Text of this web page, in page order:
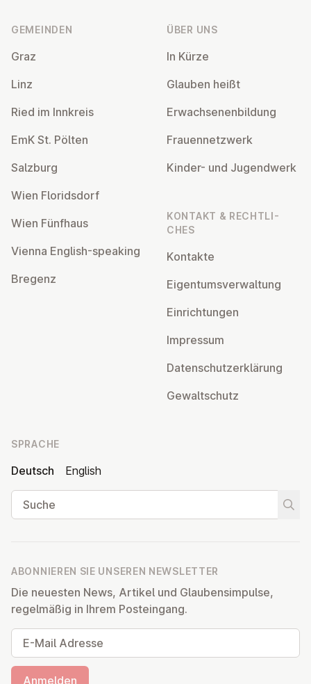
GEMEINDEN
Graz
Linz
Ried im Innkreis
EmK St. Pölten
Salzburg
Wien Flo­rids­dorf
Wien Fünfhaus
Vienna English-speaking
Bregenz
ÜBER UNS
In Kürze
Glauben heißt
Er­wach­se­nen­bil­dung
Frau­en­netz­werk
Kinder- und Ju­gend­werk
KONTAKT & RECHT­LI­
CHES
Kontakte
Ei­gen­tums­ver­wal­tung
Ein­rich­tun­gen
Impressum
Da­ten­schutz­er­klä­rung
Ge­walt­schutz
SPRACHE
Deutsch
English
Suche
ABONNIEREN SIE UNSEREN NEWSLETTER
Die neuesten News, Artikel und Glaubensimpulse,
regelmäßig in Ihrem Posteingang.
E-Mail Adresse
Anmelden